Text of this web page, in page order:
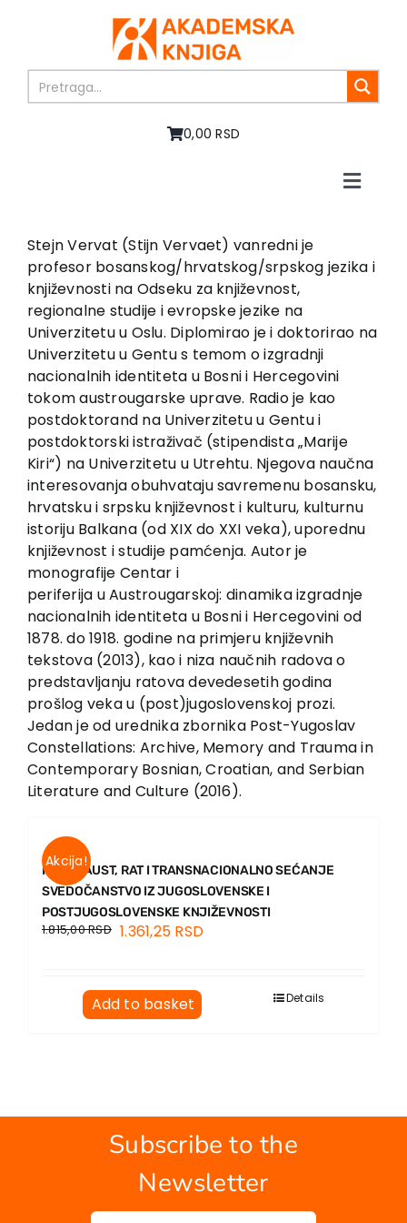
0,00 RSD
Toggle
About us
Books
In preparation
Sale
Authors
News
EU PROJECTS
Contact
Stejn Vervat (Stijn Vervaet) vanredni je
profesor bosanskog/hrvatskog/srpskog jezika i
književnosti na Odseku za književnost,
regionalne studije i evropske jezike na
Univerzitetu u Oslu. Diplomirao je i doktorirao na
Univerzitetu u Gentu s temom o izgradnji
nacionalnih identiteta u Bosni i Hercegovini
tokom austrougarske uprave. Radio je kao
postdoktorand na Univerzitetu u Gentu i
postdoktorski istraživač (stipendista „Marije
Kiri“) na Univerzitetu u Utrehtu. Njegova naučna
interesovanja obuhvataju savremenu bosansku,
hrvatsku i srpsku književnost i kulturu, kulturnu
istoriju Balkana (od XIX do XXI veka), uporednu
književnost i studije pamćenja. Autor je
monografije Centar i
periferija u Austrougarskoj: dinamika izgradnje
nacionalnih identiteta u Bosni i Hercegovini od
1878. do 1918. godine na primjeru književnih
tekstova (2013), kao i niza naučnih radova o
predstavljanju ratova devedesetih godina
prošlog veka u (post)jugoslovenskoj prozi.
Jedan je od urednika zbornika Post-Yugoslav
Constellations: Archive, Memory and Trauma in
Contemporary Bosnian, Croatian, and Serbian
Literature and Culture (2016).
Akcija!
HOLOKAUST, RAT I TRANSNACIONALNO SEĆANJE
SVEDOČANSTVO IZ JUGOSLOVENSKE I
POSTJUGOSLOVENSKE KNJIŽEVNOSTI
1.815,00RSD 1.361,25 RSD
Add to basket Details
Subscribe to the
Newsletter